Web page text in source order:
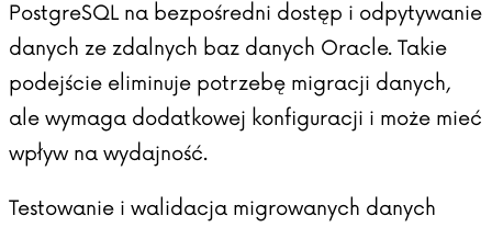
PostgreSQL na bezpośredni dostęp i odpytywanie
danych ze zdalnych baz danych Oracle. Takie
podejście eliminuje potrzebę migracji danych,
ale wymaga dodatkowej konfiguracji i może mieć
wpływ na wydajność.
Testowanie i walidacja migrowanych danych